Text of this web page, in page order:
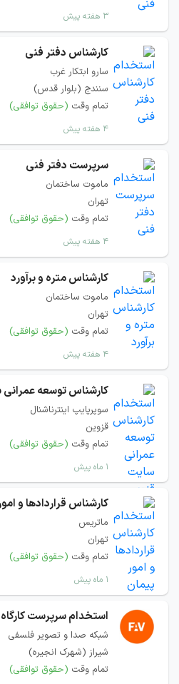
۳ هفته پیش
کارشناس دفتر فنی
سارو ابتکار غرب
سنندج (بلوار قدس)
تمام وقت (حقوق توافقی)
۴ هفته پیش
سرپرست دفتر فنی
ماموت ساختمان
تهران
تمام وقت (حقوق توافقی)
۴ هفته پیش
کارشناس متره و برآورد
ماموت ساختمان
تهران
تمام وقت (حقوق توافقی)
۴ هفته پیش
کارشناس توسعه
سوپرپایپ اینترناشنال
قزوین
تمام وقت (حقوق توافقی)
۱ ماه پیش
کارشناس قراردادها و
ماتریس
تهران
تمام وقت (حقوق توافقی)
۱ ماه پیش
استخدام سرپرست کارگاه
شبکه صدا و تصویر فلسفی
شیراز (شهرک انجیره)
تمام وقت (حقوق توافقی)